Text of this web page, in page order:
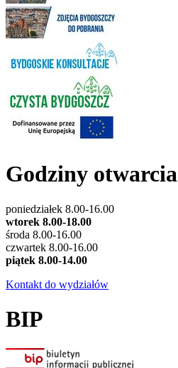
Godziny otwarcia
poniedziałek 8.00-16.00
wtorek 8.00-18.00
środa 8.00-16.00
czwartek 8.00-16.00
piątek 8.00-14.00
Kontakt do wydziałów
BIP